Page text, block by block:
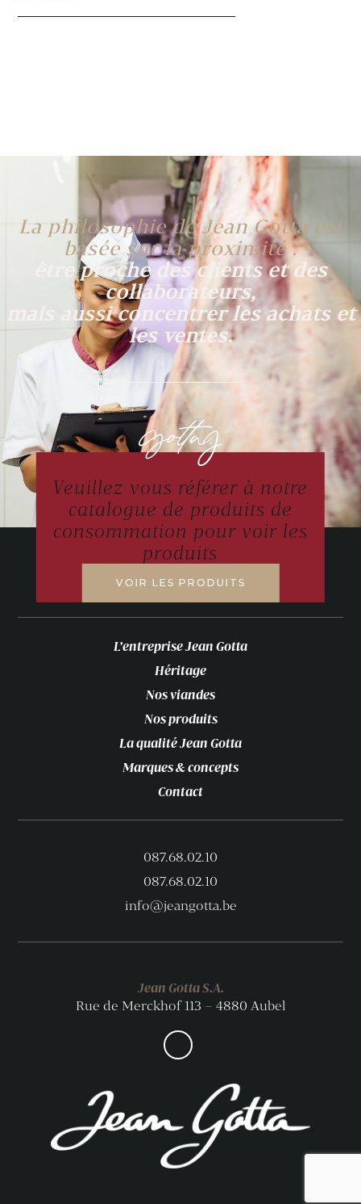
La philosophie de Jean Gotta est
basée sur la proximité :
être proche des clients et des
collaborateurs,
mais aussi concentrer les achats et
les ventes.
Veuillez vous référer à notre
catalogue de produits de
consommation pour voir les
produits
VOIR LES PRODUITS
L’entreprise Jean Gotta
Héritage
Nos viandes
Nos produits
La qualité Jean Gotta
Marques & concepts
Contact
087.68.02.10
087.68.02.10
info@jeangotta.be
Jean Gotta S.A.
Rue de Merckhof 113 – 4880 Aubel